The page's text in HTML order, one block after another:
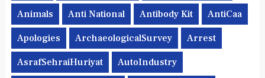
Animals Anti National Antibody Kit AntiCaa
Apologies ArchaeologicalSurvey Arrest
AsrafSehraiHuriyat AutoIndustry